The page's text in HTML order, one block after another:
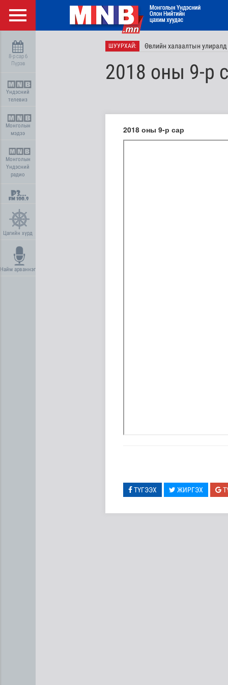
8-р сар 6
Пүрэв
Үндэсний
телевиз
Монголын
мэдээ
Монголын
Үндэсний
радио
Цагийн хүрд
Найм арваннэг
ШУУРХАЙ: Өвлийн халаалтын
2018 оны 9-р
2018 оны 9-р сар
ТҮГЭЭХ ЖИРГЭХ